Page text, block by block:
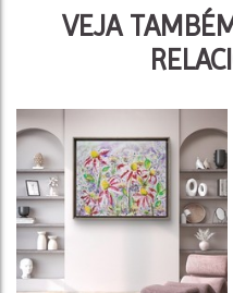
VEJA